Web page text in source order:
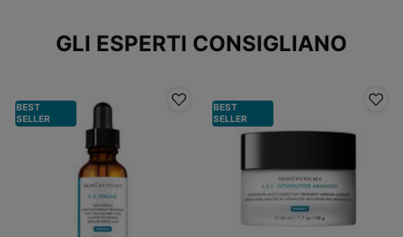
GLI ESPERTI CONSIGLIANO
BEST
SELLER
BEST
SELLER